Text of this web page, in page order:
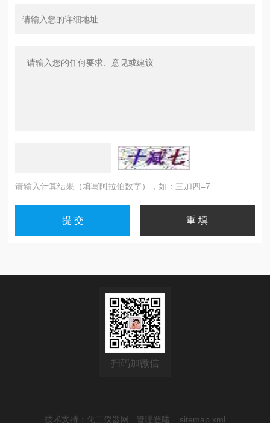
请输入计算结果（填写阿拉伯数字），如：三加四=7
扫码加微信
技术支持： 化工仪器网 管理登陆 sitemap.xml